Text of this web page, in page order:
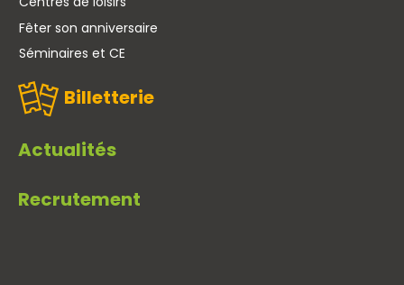
Fêter son anniversaire
Séminaires et CE
Billetterie
Actualités
Recrutement